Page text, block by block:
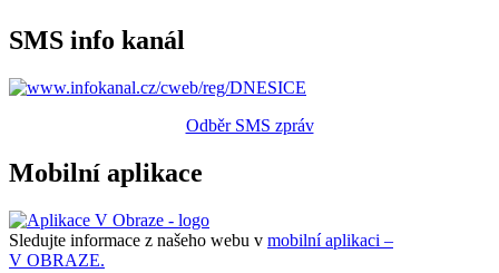
SMS info kanál
Odběr SMS zpráv
Mobilní aplikace
Sledujte informace z našeho webu v mobilní aplikaci –
V OBRAZE.